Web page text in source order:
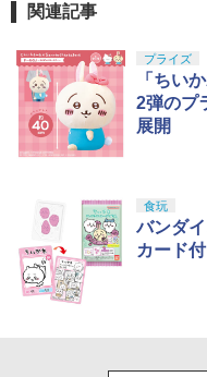
関連記事
プライズ
「ちい
2弾のプ
展開
食玩
バンダ
カード